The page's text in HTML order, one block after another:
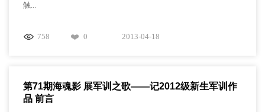
触...
758 0 2013-04-18
第71期海魂影 展军训之歌——记2012级新生军训作
品 前言